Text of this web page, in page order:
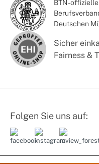
BTN -
Deutschen
Sicher
Fairness &
Folgen Sie uns auf: